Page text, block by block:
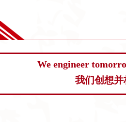
We engineer
我们创想